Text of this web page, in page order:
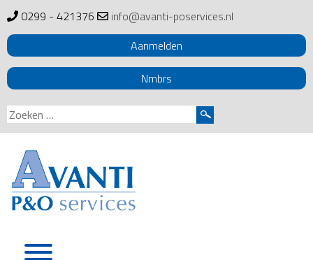
0299 - 421376
info@avanti-poservices.nl
Aanmelden
Nmbrs
Zoeken
naar: